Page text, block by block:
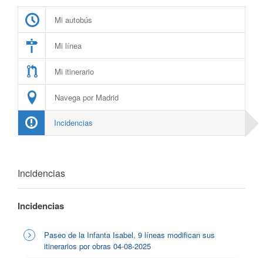
Mi autobús
Mi línea
Mi itinerario
Navega por Madrid
Incidencias
Incidencias
Incidencias
Paseo de la Infanta Isabel, 9 líneas modifican sus
itinerarios por obras 04-08-2025